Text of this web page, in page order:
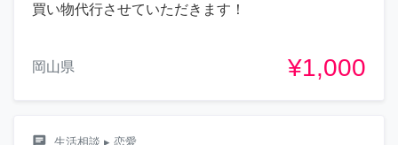
買い物代行させていただきます！
岡山県 ¥1,000
chat 生活相談 ▸ 恋愛